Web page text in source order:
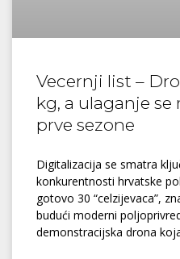
Vecernji list –
kg, a ulaganje
prve sezone
Digitalizacija se smatra
konkurentnosti hrvatske
gotovo 30 “celzijevaca”,
budući moderni
demonstracijska drona